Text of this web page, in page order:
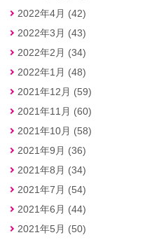
2022年4月 (42)
2022年3月 (43)
2022年2月 (34)
2022年1月 (48)
2021年12月 (59)
2021年11月 (60)
2021年10月 (58)
2021年9月 (36)
2021年8月 (34)
2021年7月 (54)
2021年6月 (44)
2021年5月 (50)